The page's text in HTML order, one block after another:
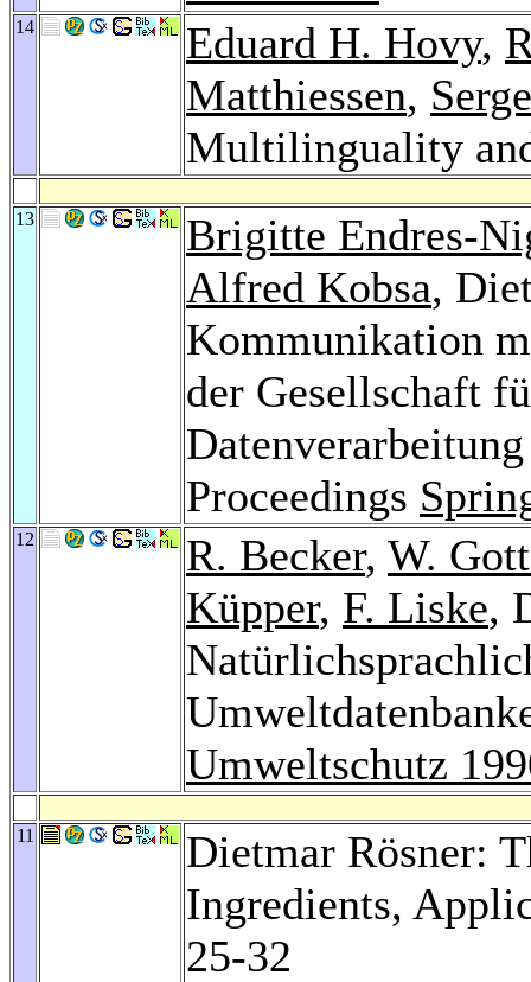
14 Eduard H. Hovy,
Matthiessen,
Multilinguality
13
Brigitte Endres-
Alfred Kobsa,
Kommunikation
der Gesellschaft
Proceedings
12 R. Becker, W.
Küpper, F. Liske,
Umweltschutz
11
Dietmar Rösner:
Ingredients,
25-32